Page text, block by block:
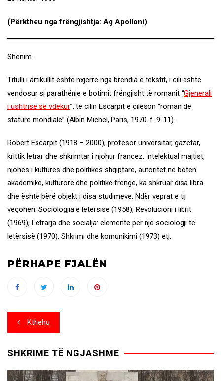
(Përktheu nga frëngjishtja: Ag Apolloni)
Shënim.
Titulli i artikullit është nxjerrë nga brendia e tekstit, i cili është
vendosur si parathënie e botimit frëngjisht të romanit “Gjenerali
i ushtrisë së vdekur”, të cilin Escarpit e cilëson “roman de
stature mondiale” (Albin Michel, Paris, 1970, f. 9-11).
Robert Escarpit (1918 – 2000), profesor universitar, gazetar,
krittik letrar dhe shkrimtar i njohur francez. Intelektual majtist,
njohës i kulturës dhe politikës shqiptare, autoritet në botën
akademike, kulturore dhe politike frënge, ka shkruar disa libra
dhe është bërë objekt i disa studimeve. Ndër veprat e tij
veçohen: Sociologjia e letërsisë (1958), Revolucioni i librit
(1969), Letrarja dhe socialja: elemente për një sociologji të
letërsisë (1970), Shkrimi dhe komunikimi (1973) etj.
PËRHAPE FJALËN
Post
navigation
Kthehu
SHKRIME TË NGJASHME